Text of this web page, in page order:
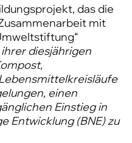
das die
mit
diesjährigen
einen
Einstieg in
Entwicklung (BNE) zu